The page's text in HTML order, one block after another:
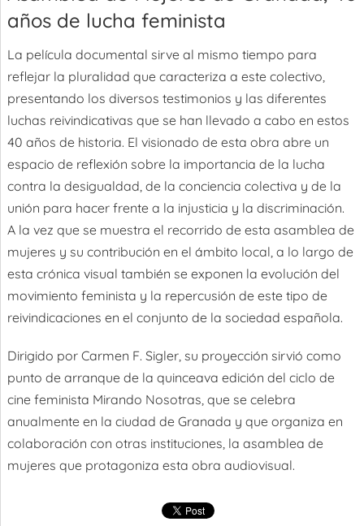
años de lucha feminista
La película documental sirve al mismo tiempo para
reflejar la pluralidad que caracteriza a este colectivo,
presentando los diversos testimonios y las diferentes
luchas reivindicativas que se han llevado a cabo en estos
40 años de historia. El visionado de esta obra abre un
espacio de reflexión sobre la importancia de la lucha
contra la desigualdad, de la conciencia colectiva y de la
unión para hacer frente a la injusticia y la discriminación.
A la vez que se muestra el recorrido de esta asamblea de
mujeres y su contribución en el ámbito local, a lo largo de
esta crónica visual también se exponen la evolución del
movimiento feminista y la repercusión de este tipo de
reivindicaciones en el conjunto de la sociedad española.
Dirigido por Carmen F. Sigler, su proyección sirvió como
punto de arranque de la quinceava edición del ciclo de
cine feminista Mirando Nosotras, que se celebra
anualmente en la ciudad de Granada y que organiza en
colaboración con otras instituciones, la asamblea de
mujeres que protagoniza esta obra audiovisual.